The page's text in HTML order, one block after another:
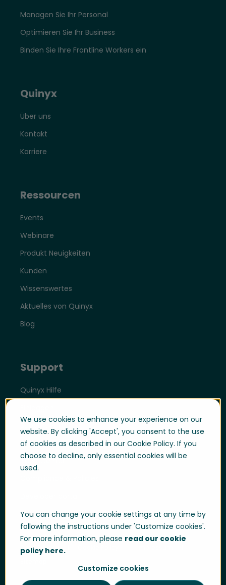
We use cookies to enhance your experience on our
website. By clicking 'Accept', you consent to the use
of cookies as described in our Cookie Policy. If you
choose to decline, only essential cookies will be
used.
You can change your cookie settings at any time by
following the instructions under 'Customize cookies'.
For more information, please read our cookie
policy here.
Customize cookies
Managen Sie Ihr Personal
Optimieren Sie Ihr Business
Binden Sie Ihre Frontline Workers ein
Quinyx
Über uns
Kontakt
Karriere
Ressourcen
Events
Webinare
Produkt Neuigkeiten
Kunden
Wissenswertes
Aktuelles von Quinyx
Blog
Support
Quinyx Hilfe
Whistle blowing
Trust Center
Data Privacy